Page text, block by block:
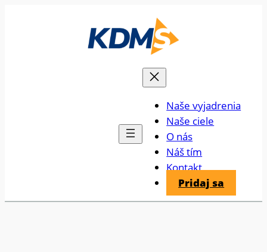
Naše vyjadrenia
Naše ciele
O nás
Náš tím
Kontakt
Pridaj sa